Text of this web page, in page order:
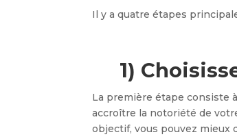
Il y a quatre étapes
1)
La première étape consiste
accroître la notoriété de
objectif, vous pouvez mieux